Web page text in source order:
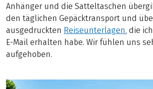
Anhänger und die Satteltaschen
den täglichen Gepäcktransport und
ausgedruckten Reiseunterlagen, die
E-Mail erhalten habe. Wir fühlen uns
aufgehoben.